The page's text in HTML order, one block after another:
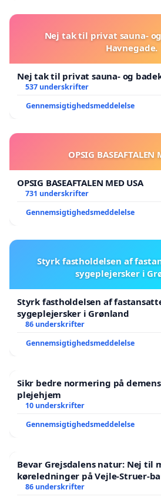
Nej tak til privat sauna-
Havnegade.
Nej tak til privat sauna- og
537 underskrifter
Gennemsigtighedsmeddelelse
OPSIG BASEAFTALEN
OPSIG BASEAFTALEN MED USA
731 underskrifter
Gennemsigtighedsmeddelelse
Styrk fastholdelsen af
sygeplejersker i
Styrk fastholdelsen af
sygeplejersker i Grønland
86 underskrifter
Gennemsigtighedsmeddelelse
Sikr bedre normering på
plejehjem
10 underskrifter
Gennemsigtighedsmeddelelse
Bevar Grejsdalens natur: Nej til
køreledninger på Vejle-Struer-
86 underskrifter